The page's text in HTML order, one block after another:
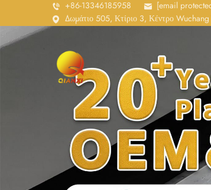
+86-13346185958
[email
Δωμάτιο 505, Κτίριο 3, Κέντρο